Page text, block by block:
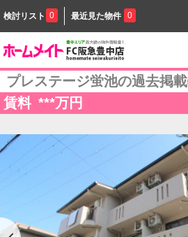
検討リスト 0 最近見た物件 0
プレステージ蛍池の過去掲
賃料 ***万円